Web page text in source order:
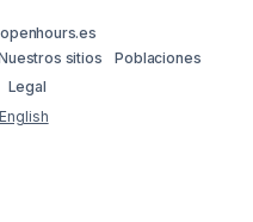
openhours.es
sitios
Poblaciones
Legal
English